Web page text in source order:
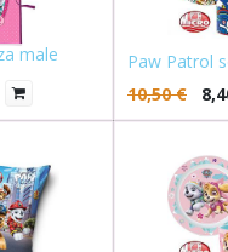
male
Paw Patrol
10,50€